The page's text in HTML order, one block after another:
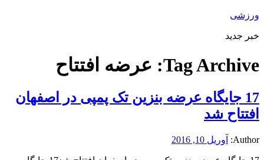
ورزشی
خبر جدید
Tag Archive: عرضه افتتاح
17 جایگاه عرضه بنزین تک پمپی در اصفهان
افتتاح شد
Author: آوریل 10, 2016